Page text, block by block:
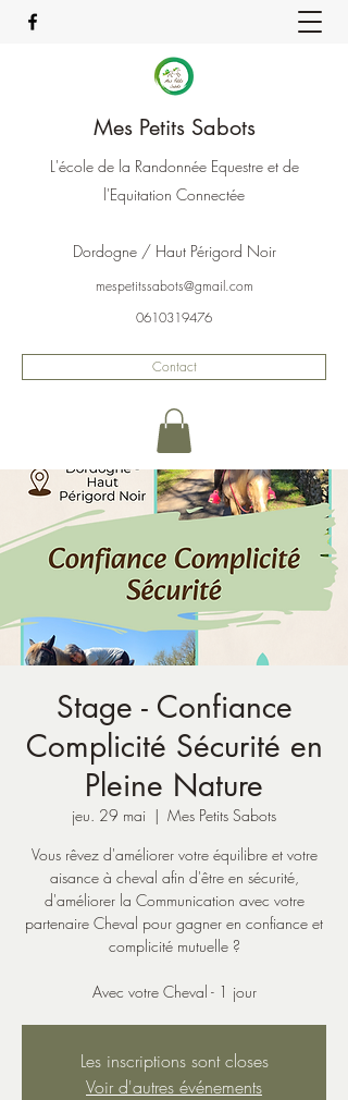
Mes Petits Sabots
L'école de la Randonnée Equestre et de
l'Equitation Connectée
Dordogne / Haut Périgord Noir
mespetitssabots@gmail.com
0610319476
Contact
Stage - Confiance
Complicité Sécurité en
Pleine Nature
jeu. 29 mai
  |
Mes Petits Sabots
Vous rêvez d'améliorer votre équilibre et votre
aisance à cheval afin d'être en sécurité,
d'améliorer la Communication avec votre
partenaire Cheval pour gagner en confiance et
complicité mutuelle ?
Avec votre Cheval - 1 jour
Les inscriptions sont closes
Voir d'autres événements